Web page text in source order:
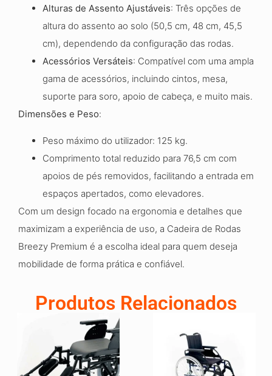
Alturas de Assento Ajustáveis: Três opções de
altura do assento ao solo (50,5 cm, 48 cm, 45,5
cm), dependendo da configuração das rodas.
Acessórios Versáteis: Compatível com uma ampla
gama de acessórios, incluindo cintos, mesa,
suporte para soro, apoio de cabeça, e muito mais.
Dimensões e Peso:
Peso máximo do utilizador: 125 kg.
Comprimento total reduzido para 76,5 cm com
apoios de pés removidos, facilitando a entrada em
espaços apertados, como elevadores.
Com um design focado na ergonomia e detalhes que
maximizam a experiência de uso, a Cadeira de Rodas
Breezy Premium é a escolha ideal para quem deseja
mobilidade de forma prática e confiável.
Produtos Relacionados